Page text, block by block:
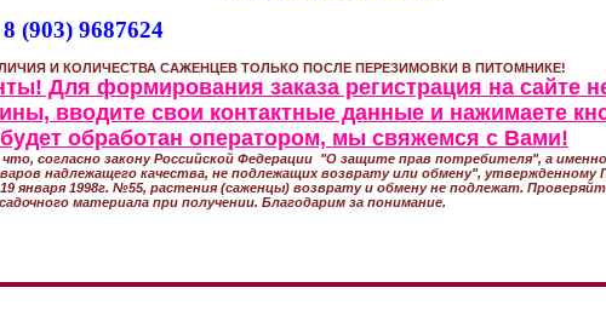
(903) 9687624
И КОЛИЧЕСТВА САЖЕНЦЕВ ТОЛЬКО ПОСЛЕ ПЕРЕЗИМОВКИ В ПИТОМНИКЕ!
Для формирования заказа регистрация на сайте
вводите свои контактные данные и нажимаете
будет обработан оператором, мы свяжемся с Вами!
согласно закону Российской Федерации "О защите прав потребителя", а
надлежащего качества, не подлежащих возврату или обмену",
января 1998г. №55, растения (саженцы) возврату и обмену не подлежат.
материала при получении. Благодарим за понимание.